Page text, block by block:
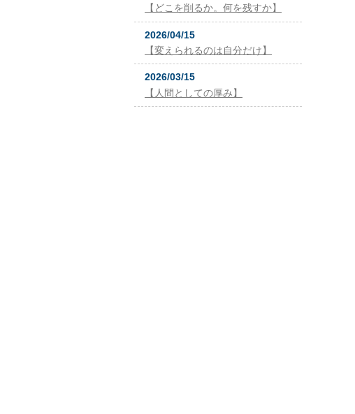
【どこを削るか。何を残すか】
2026/04/15
【変えられるのは自分だけ】
2026/03/15
【人間としての厚み】